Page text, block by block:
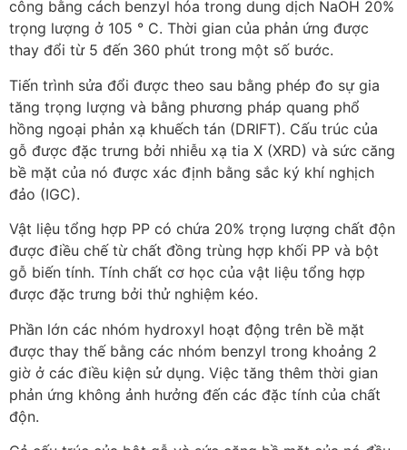
công bằng cách benzyl hóa trong dung dịch NaOH 20%
trọng lượng ở 105 ° C. Thời gian của phản ứng được
thay đổi từ 5 đến 360 phút trong một số bước.
Tiến trình sửa đổi được theo sau bằng phép đo sự gia
tăng trọng lượng và bằng phương pháp quang phổ
hồng ngoại phản xạ khuếch tán (DRIFT). Cấu trúc của
gỗ được đặc trưng bởi nhiễu xạ tia X (XRD) và sức căng
bề mặt của nó được xác định bằng sắc ký khí nghịch
đảo (IGC).
Vật liệu tổng hợp PP có chứa 20% trọng lượng chất độn
được điều chế từ chất đồng trùng hợp khối PP và bột
gỗ biến tính. Tính chất cơ học của vật liệu tổng hợp
được đặc trưng bởi thử nghiệm kéo.
Phần lớn các nhóm hydroxyl hoạt động trên bề mặt
được thay thế bằng các nhóm benzyl trong khoảng 2
giờ ở các điều kiện sử dụng. Việc tăng thêm thời gian
phản ứng không ảnh hưởng đến các đặc tính của chất
độn.